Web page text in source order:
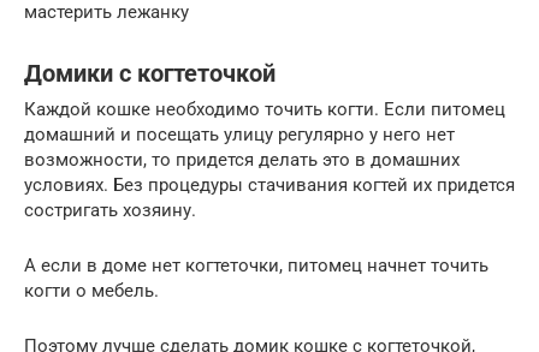
мастерить лежанку
Домики с когтеточкой
Каждой кошке необходимо точить когти. Если питомец
домашний и посещать улицу регулярно у него нет
возможности, то придется делать это в домашних
условиях. Без процедуры стачивания когтей их придется
состригать хозяину.
А если в доме нет когтеточки, питомец начнет точить
когти о мебель.
Поэтому лучше сделать домик кошке с когтеточкой,